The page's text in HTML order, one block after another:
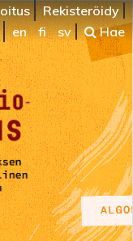
Rekisteröidy
en fi sv Hae